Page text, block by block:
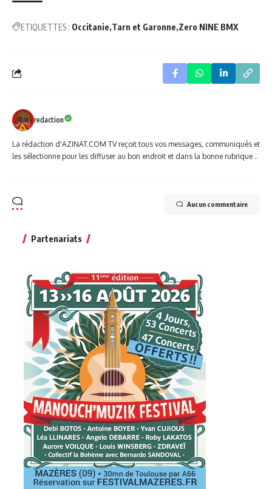
ETIQUETTES : Occitanie Tarn et Garonne Zero NINE BMX
redaction
La rédaction d'AZINAT.COM TV reçoit tous vos messages, communiqués et
les sélectionne pour les diffuser au bon endroit et dans la bonne rubrique ..
Aucun commentaire
Partenariats